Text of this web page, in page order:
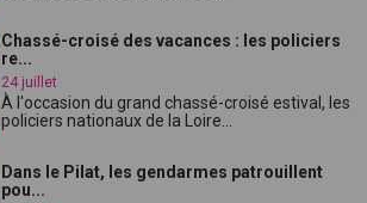
Chassé-croisé des vacances : les policiers
re...
24 juillet
À l'occasion du grand chassé-croisé estival, les
policiers nationaux de la Loire...
Dans le Pilat, les gendarmes patrouillent
pou...